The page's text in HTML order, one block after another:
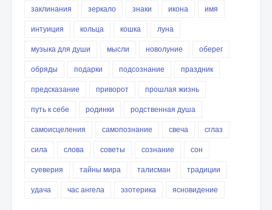
заклинания
зеркало знаки икона
имя
интуиция
кольца кошка
луна
музыка для души
мысли новолуние
оберег
обряды
подарки подсознание
праздник
предсказание
приворот
прошлая жизнь
путь к себе
родинки
родственная душа
самоисцеления
самопознание свеча
сглаз
сила
слова советы сознание
сон
суеверия
тайны мира талисман
традиции
удача
час ангела эзотерика ясновидение